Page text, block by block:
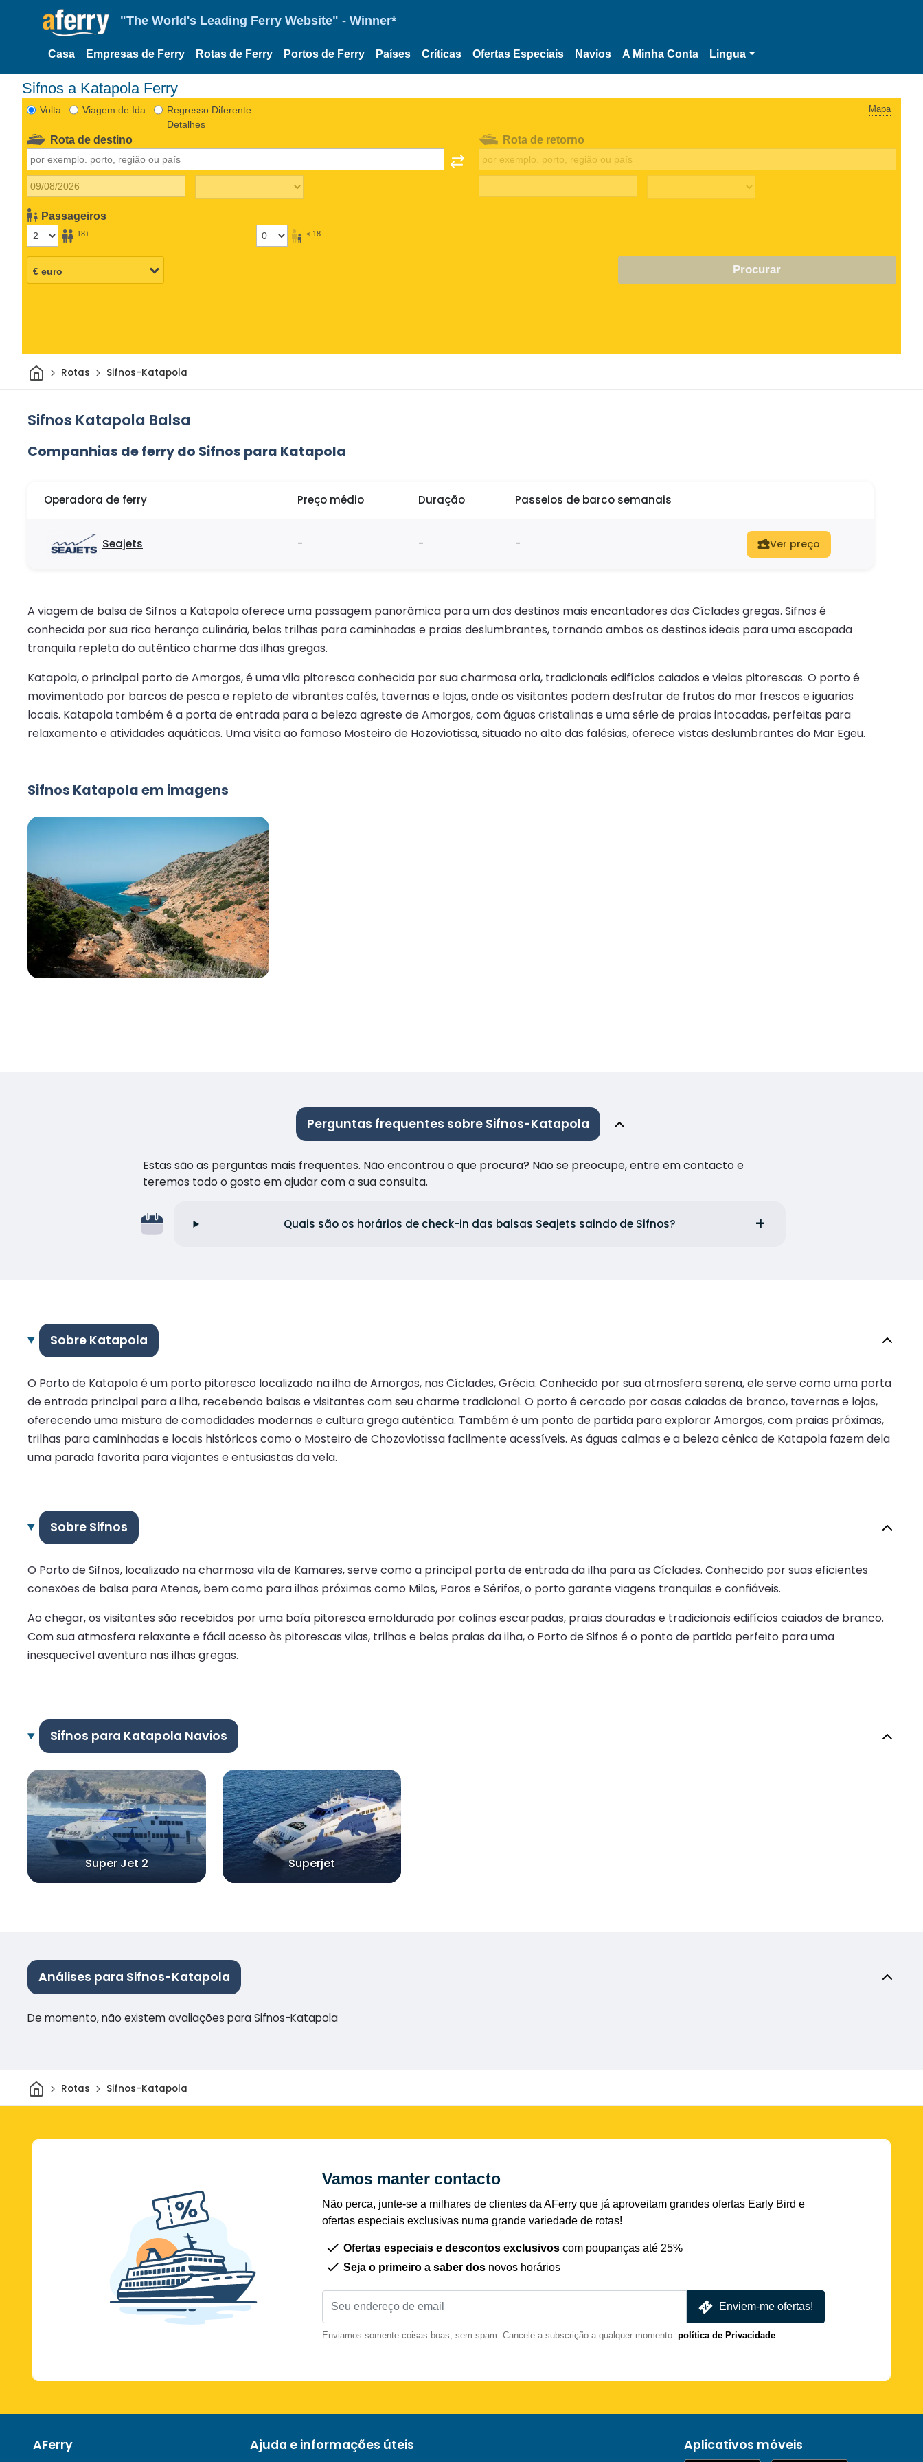
"The World's Leading Ferry Website" - Winner*
Casa Empresas de Ferry Rotas de Ferry Portos de Ferry Países Críticas Ofertas Especiais Navios A Minha Conta Lingua
Sifnos a Katapola Ferry
Volta Viagem de Ida
Regresso Diferente
Detalhes
Mapa
Rota de destino
Passageiros
18+ < 18
Rota de retorno
Procurar
CasaRotas Sifnos-Katapola
Sifnos Katapola Balsa
Companhias de ferry do Sifnos para Katapola
Operadora de ferry Preço médio Duração Passeios de barco semanais
Seajets - - - Ver preço
A viagem de balsa de Sifnos a Katapola oferece uma passagem panorâmica para um dos destinos mais encantadores das Cíclades gregas. Sifnos é
conhecida por sua rica herança culinária, belas trilhas para caminhadas e praias deslumbrantes, tornando ambos os destinos ideais para uma escapada
tranquila repleta do autêntico charme das ilhas gregas.
Katapola, o principal porto de Amorgos, é uma vila pitoresca conhecida por sua charmosa orla, tradicionais edifícios caiados e vielas pitorescas. O porto é
movimentado por barcos de pesca e repleto de vibrantes cafés, tavernas e lojas, onde os visitantes podem desfrutar de frutos do mar frescos e iguarias
locais. Katapola também é a porta de entrada para a beleza agreste de Amorgos, com águas cristalinas e uma série de praias intocadas, perfeitas para
relaxamento e atividades aquáticas. Uma visita ao famoso Mosteiro de Hozoviotissa, situado no alto das falésias, oferece vistas deslumbrantes do Mar Egeu.
Sifnos Katapola em imagens
Perguntas frequentes sobre Sifnos-Katapola
Estas são as perguntas mais frequentes. Não encontrou o que procura? Não se preocupe, entre em contacto e
teremos todo o gosto em ajudar com a sua consulta.
Quais são os horários de check-in das balsas Seajets saindo de Sifnos?
Sobre Katapola
O Porto de Katapola é um porto pitoresco localizado na ilha de Amorgos, nas Cíclades, Grécia. Conhecido por sua atmosfera serena, ele serve como uma porta
de entrada principal para a ilha, recebendo balsas e visitantes com seu charme tradicional. O porto é cercado por casas caiadas de branco, tavernas e lojas,
oferecendo uma mistura de comodidades modernas e cultura grega autêntica. Também é um ponto de partida para explorar Amorgos, com praias próximas,
trilhas para caminhadas e locais históricos como o Mosteiro de Chozoviotissa facilmente acessíveis. As águas calmas e a beleza cênica de Katapola fazem dela
uma parada favorita para viajantes e entusiastas da vela.
Sobre Sifnos
O Porto de Sifnos, localizado na charmosa vila de Kamares, serve como a principal porta de entrada da ilha para as Cíclades. Conhecido por suas eficientes
conexões de balsa para Atenas, bem como para ilhas próximas como Milos, Paros e Sérifos, o porto garante viagens tranquilas e confiáveis.
Ao chegar, os visitantes são recebidos por uma baía pitoresca emoldurada por colinas escarpadas, praias douradas e tradicionais edifícios caiados de branco.
Com sua atmosfera relaxante e fácil acesso às pitorescas vilas, trilhas e belas praias da ilha, o Porto de Sifnos é o ponto de partida perfeito para uma
inesquecível aventura nas ilhas gregas.
Sifnos para Katapola Navios
Super Jet 2 Superjet
Análises para Sifnos-Katapola
De momento, não existem avaliações para Sifnos-Katapola
CasaRotas Sifnos-Katapola
Vamos manter contacto
Não perca, junte-se a milhares de clientes da AFerry que já aproveitam grandes ofertas Early Bird e
ofertas especiais exclusivas numa grande variedade de rotas!
Ofertas especiais e descontos exclusivos com poupanças até 25%
Seja o primeiro a saber dos novos horários
Enviem-me ofertas!
Enviamos somente coisas boas, sem spam. Cancele a subscrição a qualquer momento. política de Privacidade
AFerry Ajuda e informações úteis Aplicativos móveis